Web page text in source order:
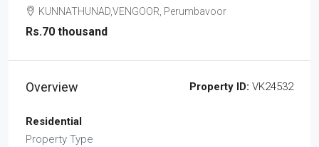
KUNNATHUNAD,VENGOOR, Perumbavoor
Rs.70 thousand
Overview Property ID: VK24532
Residential
Property Type